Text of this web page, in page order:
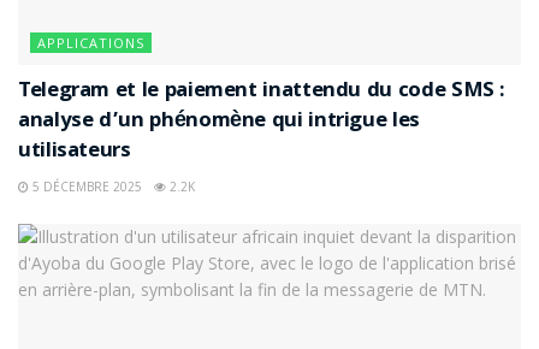
APPLICATIONS
Telegram et le paiement inattendu du code SMS :
analyse d’un phénomène qui intrigue les
utilisateurs
5 DÉCEMBRE 2025 2.2K